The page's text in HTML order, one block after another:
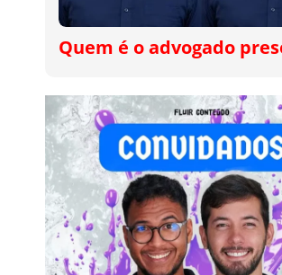
Quem é o advogado